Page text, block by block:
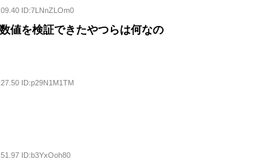
ID:7LNnZLOm0
値を検証できたやつらは何なの
ID:p29N1M1TM
ID:b3YxOoh80